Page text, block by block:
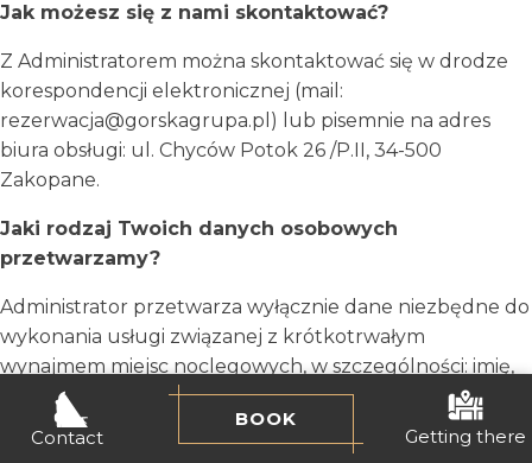
Contact
BOOK
Getting there
Jak możesz się z nami skontaktować?
Z Administratorem można skontaktować się w drodze
korespondencji elektronicznej (mail:
rezerwacja@gorskagrupa.pl) lub pisemnie na adres
biura obsługi: ul. Chyców Potok 26 /P.II, 34-500
Zakopane.
Jaki rodzaj Twoich danych osobowych
przetwarzamy?
Administrator przetwarza wyłącznie dane niezbędne do
wykonania usługi związanej z krótkotrwałym
wynajmem miejsc noclegowych, w szczególności: imię,
nazwisko, adres email, nr telefonu kontaktowego,
rezerwowane miejsce noclegowe, termin pobytu w
rezerwowanym miejscu noclegowym. Wszelkie